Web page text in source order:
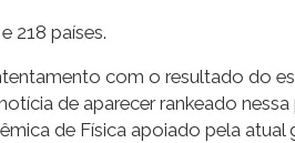
218 países.
com o resultado do
de aparecer rankeado
de Física apoiado pela